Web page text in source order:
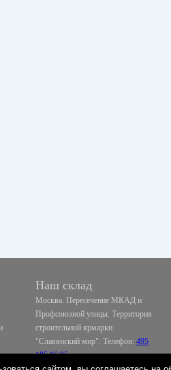
Наш склад
Москва. Пересечение МКАД и
Профсоюзной улицы. Территория
строительной ярмарки
"Славянский мир". Телефон: 495
185 16 95